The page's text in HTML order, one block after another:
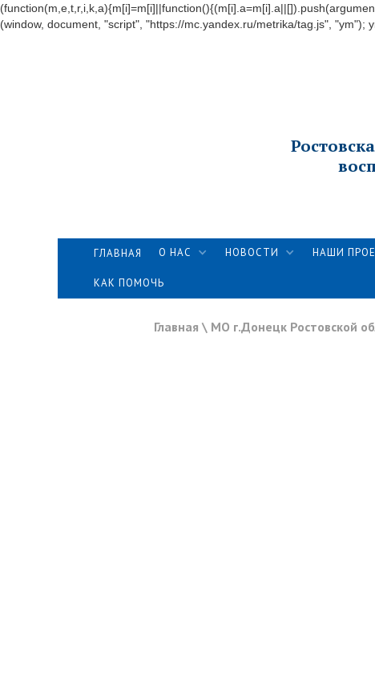
(window, document, "script", "https://mc.yandex.ru/metrika/tag.js",
ГЛАВНАЯ О НАС НОВОСТИ НАШИ
КАК ПОМОЧЬ
Главная \ МО г.Донецк Ростовской